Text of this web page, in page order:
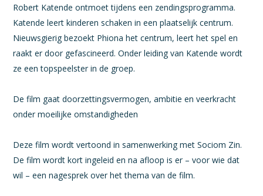
Robert Katende ontmoet tijdens een zendingsprogramma.
Katende leert kinderen schaken in een plaatselijk centrum.
Nieuwsgierig bezoekt Phiona het centrum, leert het spel en
raakt er door gefascineerd. Onder leiding van Katende wordt
ze een topspeelster in de groep.
De film gaat doorzettingsvermogen, ambitie en veerkracht
onder moeilijke omstandigheden
Deze film wordt vertoond in samenwerking met Sociom Zin.
De film wordt kort ingeleid en na afloop is er – voor wie dat
wil – een nagesprek over het thema van de film.